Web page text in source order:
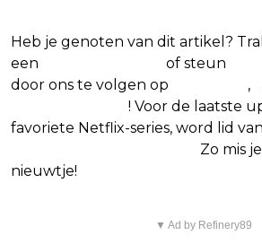
Heb je genoten van dit artikel?
een
of steun
door ons te volgen op
,
! Voor de laatste
favoriete Netflix-series, word lid
Zo mis
nieuwtje!
▼ Ad by Refinery89